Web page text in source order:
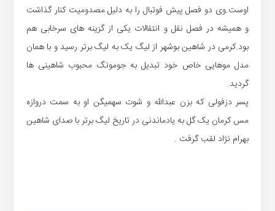
اوست.وی دو فصل پیش فوتبال را به دلیل مصدومیت کنار گذاشت
و همیشه در فصل نقل و انتقالات یکی از گزینه های سرخابی هم
بود.کرمی در شاهین بوشهر از لیگ یک به لیگ برتر رسید و با همان
مدل موهایی خاص خود تبدیل به جومونگ محبوب شاهینی ها
گردید.
پسر دزفولی که بزن عبدالله و شوت سهمیگن او به سمت دروازه
مس کرمان یک گل به یادماندنی در تاریخ لیگ برتر با صدای شاهین
بهرام نژاد لقب گرفت .